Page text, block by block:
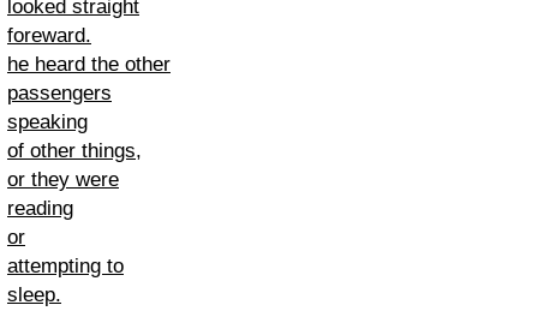
looked straight
foreward.
he heard the other
passengers
speaking
of other things,
or they were
reading
or
attempting to
sleep.